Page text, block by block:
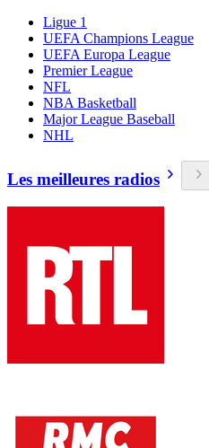
Ligue 1
UEFA Champions League
UEFA Europa League
Premier League
NFL
NBA Basketball
Major League Baseball
NHL
Les meilleures radios